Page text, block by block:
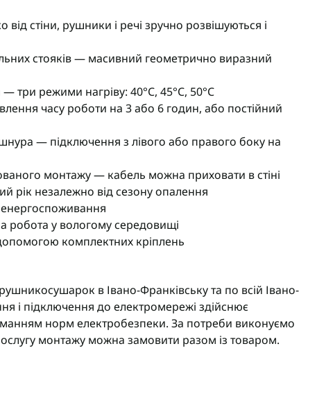
стіни, рушники і речі зручно розвішуються і
стояків — масивний геометрично виразний
три режими нагріву: 40°C, 45°C, 50°C
часу роботи на 3 або 6 годин, або постійний
— підключення з лівого або правого боку на
монтажу — кабель можна приховати в стіні
рік незалежно від сезону опалення
робота у вологому середовищі
комплектних кріплень
в Івано-Франківську та по всій Івано-
і підключення до електромережі здійснює
норм електробезпеки. За потреби виконуємо
монтажу можна замовити разом із товаром.